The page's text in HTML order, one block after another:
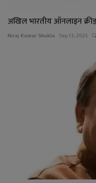
अखिल भारतीय ऑनलाइन
Niraj Kumar Shukla Sep 13, 2025